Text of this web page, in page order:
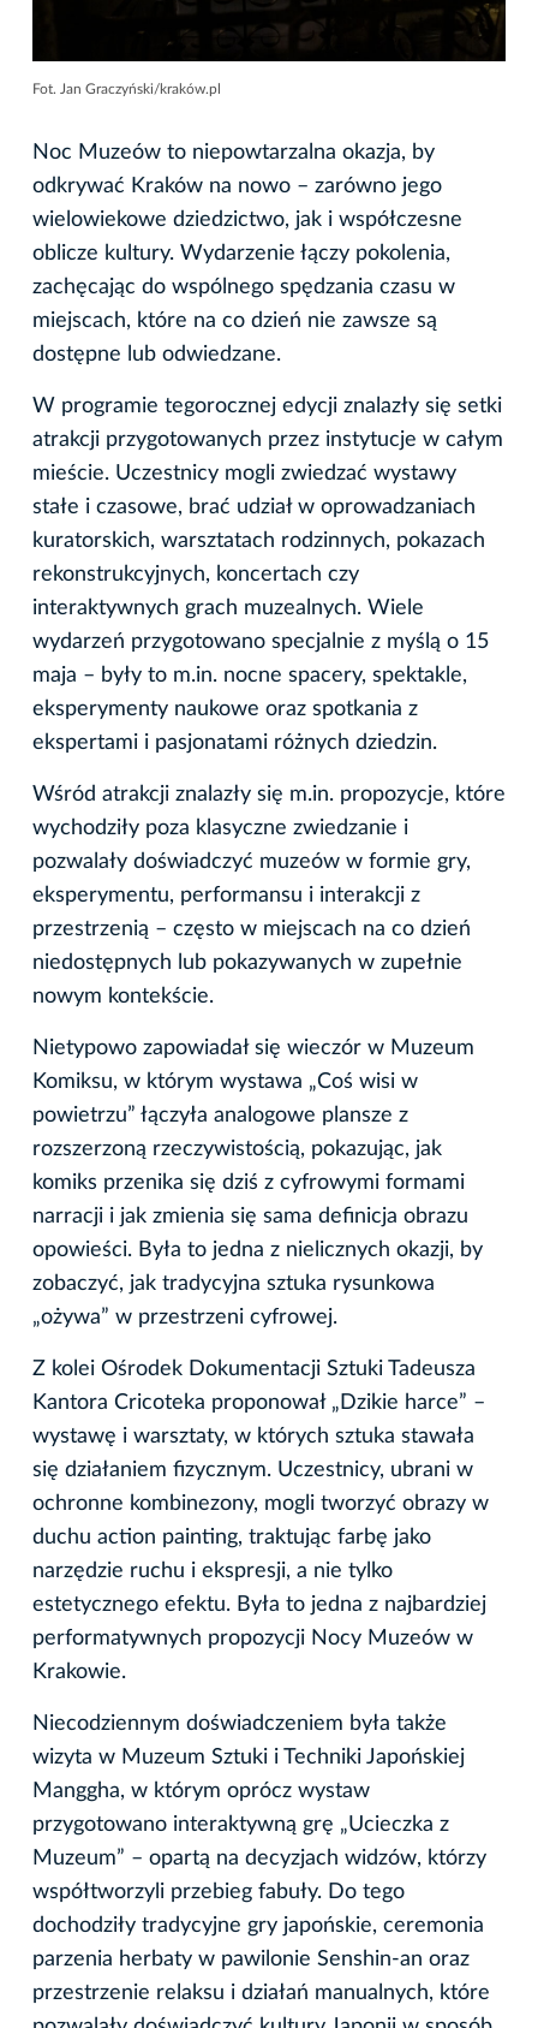
Fot. Jan Graczyński/kraków.pl
Noc Muzeów to niepowtarzalna okazja, by
odkrywać Kraków na nowo – zarówno jego
wielowiekowe dziedzictwo, jak i współczesne
oblicze kultury. Wydarzenie łączy pokolenia,
zachęcając do wspólnego spędzania czasu w
miejscach, które na co dzień nie zawsze są
dostępne lub odwiedzane.
W programie tegorocznej edycji znalazły się setki
atrakcji przygotowanych przez instytucje w całym
mieście. Uczestnicy mogli zwiedzać wystawy
stałe i czasowe, brać udział w oprowadzaniach
kuratorskich, warsztatach rodzinnych, pokazach
rekonstrukcyjnych, koncertach czy
interaktywnych grach muzealnych. Wiele
wydarzeń przygotowano specjalnie z myślą o 15
maja – były to m.in. nocne spacery, spektakle,
eksperymenty naukowe oraz spotkania z
ekspertami i pasjonatami różnych dziedzin.
Wśród atrakcji znalazły się m.in. propozycje, które
wychodziły poza klasyczne zwiedzanie i
pozwalały doświadczyć muzeów w formie gry,
eksperymentu, performansu i interakcji z
przestrzenią – często w miejscach na co dzień
niedostępnych lub pokazywanych w zupełnie
nowym kontekście.
Nietypowo zapowiadał się wieczór w Muzeum
Komiksu, w którym wystawa „Coś wisi w
powietrzu” łączyła analogowe plansze z
rozszerzoną rzeczywistością, pokazując, jak
komiks przenika się dziś z cyfrowymi formami
narracji i jak zmienia się sama definicja obrazu
opowieści. Była to jedna z nielicznych okazji, by
zobaczyć, jak tradycyjna sztuka rysunkowa
„ożywa” w przestrzeni cyfrowej.
Z kolei Ośrodek Dokumentacji Sztuki Tadeusza
Kantora Cricoteka proponował „Dzikie harce” –
wystawę i warsztaty, w których sztuka stawała
się działaniem fizycznym. Uczestnicy, ubrani w
ochronne kombinezony, mogli tworzyć obrazy w
duchu action painting, traktując farbę jako
narzędzie ruchu i ekspresji, a nie tylko
estetycznego efektu. Była to jedna z najbardziej
performatywnych propozycji Nocy Muzeów w
Krakowie.
Niecodziennym doświadczeniem była także
wizyta w Muzeum Sztuki i Techniki Japońskiej
Manggha, w którym oprócz wystaw
przygotowano interaktywną grę „Ucieczka z
Muzeum” – opartą na decyzjach widzów, którzy
współtworzyli przebieg fabuły. Do tego
dochodziły tradycyjne gry japońskie, ceremonia
parzenia herbaty w pawilonie Senshin-an oraz
przestrzenie relaksu i działań manualnych, które